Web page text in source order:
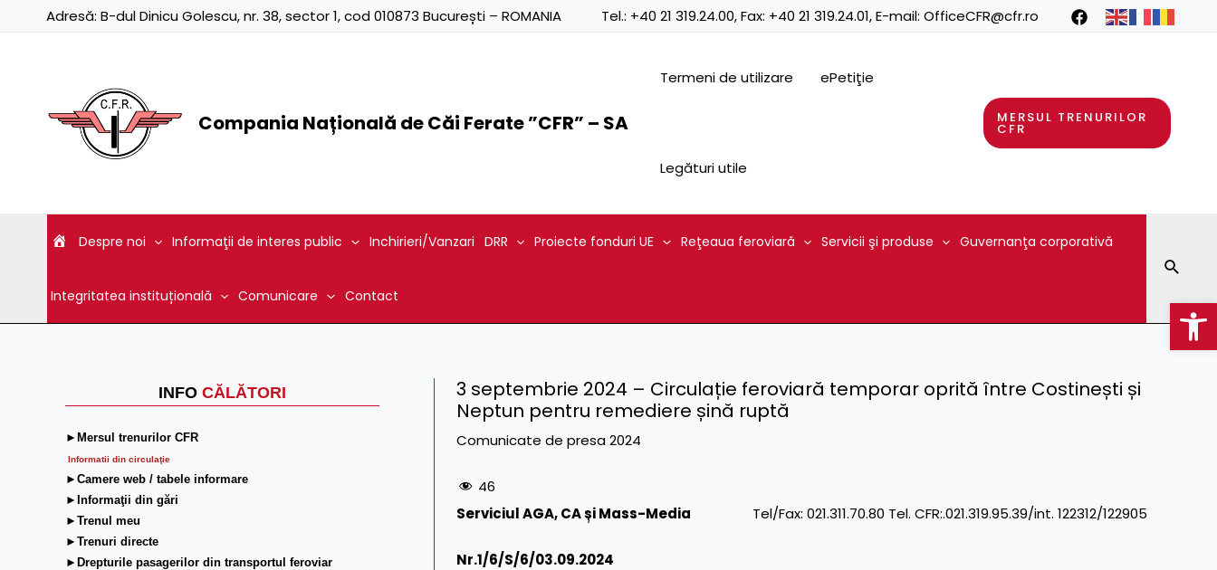
Adresă: B-dul Dinicu Golescu, nr. 38, sector 1, cod 010873 București – ROMANIA Tel.: +40 21 319.24.00, Fax: +40 21 319.24.01, E-mail: OfficeCFR@cfr.ro
Compania Națională de Căi Ferate ”CFR” – SA
Termeni de utilizare ePetiţie
Legături utile
MERSUL TRENURILOR
CFR
Despre noi Informaţii de interes public Inchirieri/Vanzari DRR Proiecte fonduri UE Reţeaua feroviară Servicii şi produse Guvernanţa corporativă
Integritatea instituțională Comunicare Contact
INFO CĂLĂTORI
►Mersul trenurilor CFR
Informatii din circulaţie
►Camere web / tabele informare
►Informaţii din gări
►Trenul meu
►Trenuri directe
►Drepturile pasagerilor din transportul feroviar
3 septembrie 2024 – Circulație feroviară temporar oprită între Costinești și
Neptun pentru remediere șină ruptă
Comunicate de presa 2024
46
Serviciul AGA, CA și Mass-Media Tel/Fax: 021.311.70.80 Tel. CFR:.021.319.95.39/int. 122312/122905
Nr.1/6/S/6/03.09.2024